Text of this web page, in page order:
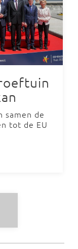
samen de
tot de EU